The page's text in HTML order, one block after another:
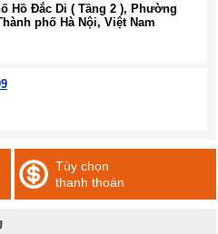
Hồ Đắc Di ( Tầng 2 ), Phường
phố Hà Nội, Việt Nam
Tùy chọn
thanh thoán